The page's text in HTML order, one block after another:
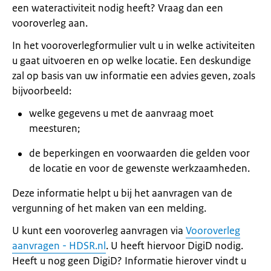
een wateractiviteit nodig heeft? Vraag dan een
vooroverleg aan.
In het vooroverlegformulier vult u in welke activiteiten
u gaat uitvoeren en op welke locatie. Een deskundige
zal op basis van uw informatie een advies geven, zoals
bijvoorbeeld:
welke gegevens u met de aanvraag moet
meesturen;
de beperkingen en voorwaarden die gelden voor
de locatie en voor de gewenste werkzaamheden.
Deze informatie helpt u bij het aanvragen van de
vergunning of het maken van een melding.
U kunt een vooroverleg aanvragen via Vooroverleg
aanvragen - HDSR.nl. U heeft hiervoor DigiD nodig.
Heeft u nog geen DigiD? Informatie hierover vindt u